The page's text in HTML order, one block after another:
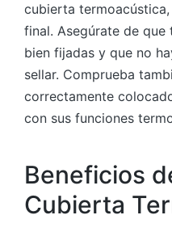
cubierta
final. Asegúrate de que
bien fijadas y que no
sellar. Comprueba
correctamente
con sus funciones
Beneficios
Cubierta